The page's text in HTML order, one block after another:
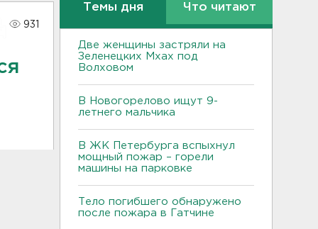
931
Темы дня Что читают
Две женщины застряли на
Зеленецких Мхах под
Волховом
В Новогорелово ищут 9-
летнего мальчика
В ЖК Петербурга вспыхнул
мощный пожар – горели
машины на парковке
Тело погибшего обнаружено
после пожара в Гатчине